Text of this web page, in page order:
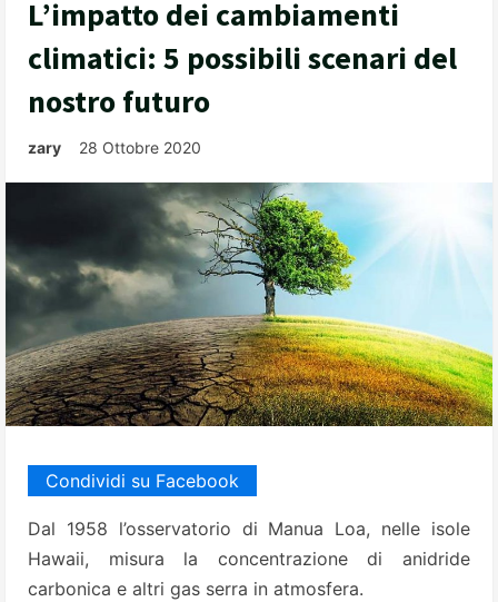
L’impatto dei cambiamenti
climatici: 5 possibili scenari del
nostro futuro
zary 28 Ottobre 2020
Condividi su Facebook
Dal 1958 l’osservatorio di Manua Loa, nelle isole
Hawaii, misura la concentrazione di anidride
carbonica e altri gas serra in atmosfera.